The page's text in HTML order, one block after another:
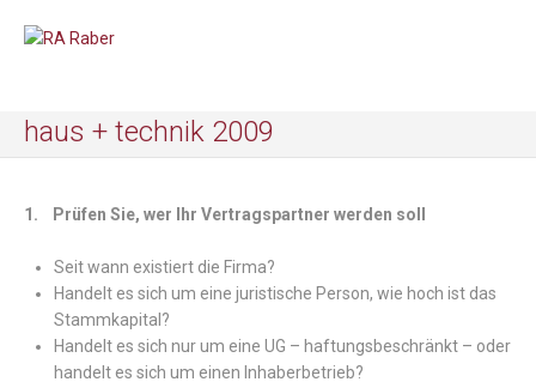
haus + technik 2009
1. Prüfen Sie, wer Ihr Vertragspartner werden soll
Seit wann existiert die Firma?
Handelt es sich um eine juristische Person, wie hoch ist das
Stammkapital?
Handelt es sich nur um eine UG – haftungsbeschränkt – oder
handelt es sich um einen Inhaberbetrieb?